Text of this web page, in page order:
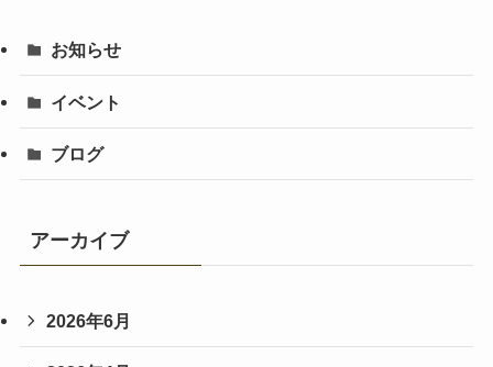
お知らせ
イベント
ブログ
アーカイブ
2026年6月